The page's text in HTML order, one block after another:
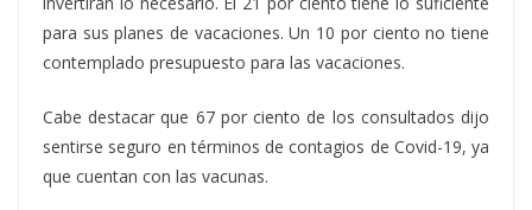
para sus planes de vacaciones. Un 10 por ciento no tiene
contemplado presupuesto para las vacaciones.
Cabe destacar que 67 por ciento de los consultados dijo
sentirse seguro en términos de contagios de Covid-19, ya
que cuentan con las vacunas.